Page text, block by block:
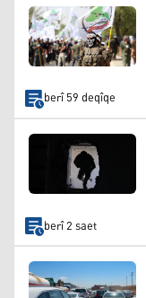
berî 59 deqîqe
berî 2 saet